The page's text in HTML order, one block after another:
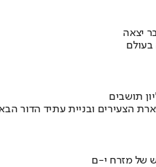
יצאה
בעולם
הצעירים ובניית עתיד הדור
של מזרח י-ם